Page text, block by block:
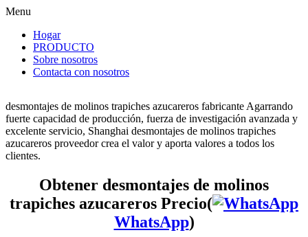
Menu
Hogar
PRODUCTO
Sobre nosotros
Contacta con nosotros
desmontajes de molinos trapiches azucareros fabricante Agarrando
fuerte capacidad de producción, fuerza de investigación avanzada y
excelente servicio, Shanghai desmontajes de molinos trapiches
azucareros proveedor crea el valor y aporta valores a todos los
clientes.
Obtener desmontajes de molinos
trapiches azucareros Precio(
WhatsApp)